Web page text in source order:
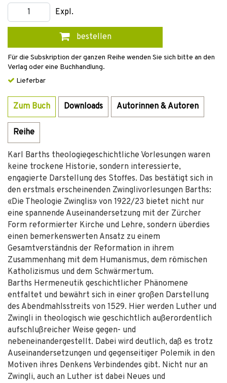
Expl.
bestellen
Für die Subskription der ganzen Reihe wenden Sie sich bitte an den
Verlag oder eine Buchhandlung.
Lieferbar
Zum Buch Downloads Autorinnen & Autoren
Reihe
Karl Barths theologiegeschichtliche Vorlesungen waren
keine trockene Historie, sondern interessierte,
engagierte Darstellung des Stoffes. Das bestätigt sich in
den erstmals erscheinenden Zwinglivorlesungen Barths:
«Die Theologie Zwinglis» von 1922/23 bietet nicht nur
eine spannende Auseinandersetzung mit der Zürcher
Form reformierter Kirche und Lehre, sondern überdies
einen bemerkenswerten Ansatz zu einem
Gesamtverständnis der Reformation in ihrem
Zusammenhang mit dem Humanismus, dem römischen
Katholizismus und dem Schwärmertum.
Barths Hermeneutik geschichtlicher Phänomene
entfaltet und bewährt sich in einer großen Darstellung
des Abendmahlsstreits von 1529. Hier werden Luther und
Zwingli in theologisch wie geschichtlich außerordentlich
aufschlußreicher Weise gegen- und
nebeneinandergestellt. Dabei wird deutlich, daß es trotz
Auseinandersetzungen und gegenseitiger Polemik in den
Motiven ihres Denkens Verbindendes gibt. Nicht nur an
Zwingli, auch an Luther ist dabei Neues und